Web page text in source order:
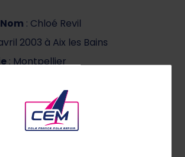
: Chloé Revil
2003 à Aix les Bains
: Montpellier
successifs: Optimist, 420, 29er,